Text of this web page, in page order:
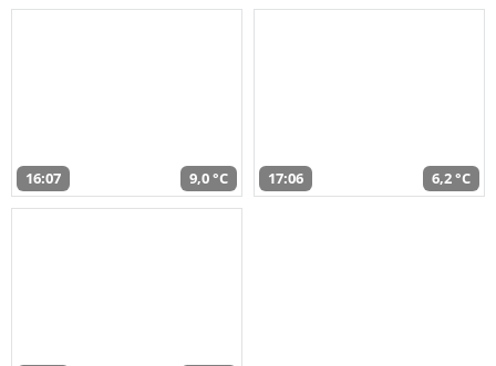
16:07 9,0 °C 17:06 6,2 °C